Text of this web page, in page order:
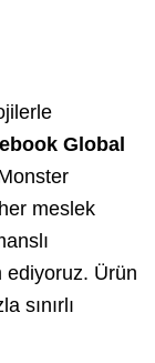
Global
meslek
ediyoruz. Ürün
sınırlı